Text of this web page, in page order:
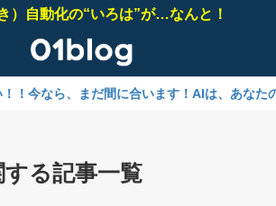
）自動化の“いろは”が…なんと！
に合います！AIは、あなたのビジネスを加
る記事一覧